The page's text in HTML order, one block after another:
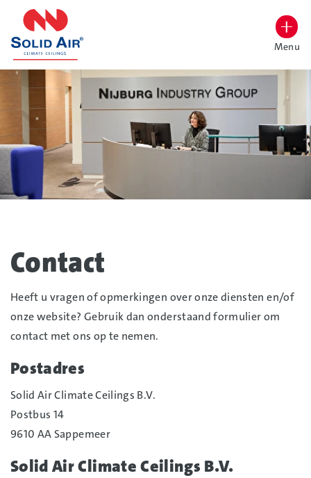
overslaan
Hoog contrast wisselenMenu
Contact
Heeft u vragen of opmerkingen over onze diensten en/of
onze website? Gebruik dan onderstaand formulier om
contact met ons op te nemen.
Postadres
Solid Air Climate Ceilings B.V.
Postbus 14
9610 AA Sappemeer
Solid Air Climate Ceilings B.V.